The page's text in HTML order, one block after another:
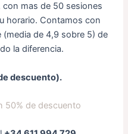
mas de 50 sesiones
horario. Contamos con
de 4,9 sobre 5) de
la diferencia.
descuento).
50% de descuento